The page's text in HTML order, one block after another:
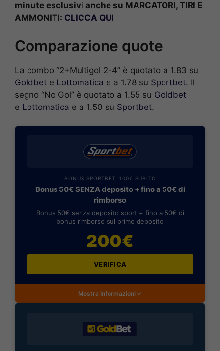
minute esclusivi anche su MARCATORI, TIRI E
AMMONITI: CLICCA QUI
Comparazione quote
La combo “2+Multigol 2-4” è quotato a 1.83 su
Goldbet e Lottomatica e a 1.78 su Sportbet. Il
segno “No Gol” è quotato a 1.55 su Goldbet
e Lottomatica e a 1.50 su Sportbet.
BONUS SPORTBET: 100€ SUBITO
Bonus 50€ SENZA deposito + fino a 50€ di
rimborso
Bonus 50€ senza deposito sport + fino a 50€ di
bonus rimborso sul primo deposito
200€
VERIFICA
Mostra Informazioni